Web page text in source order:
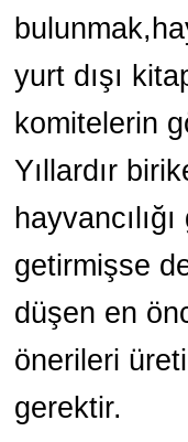
yurt dışı
komitelerin
Yıllardır
getirmişse
düşen en
önerileri
gerektir.